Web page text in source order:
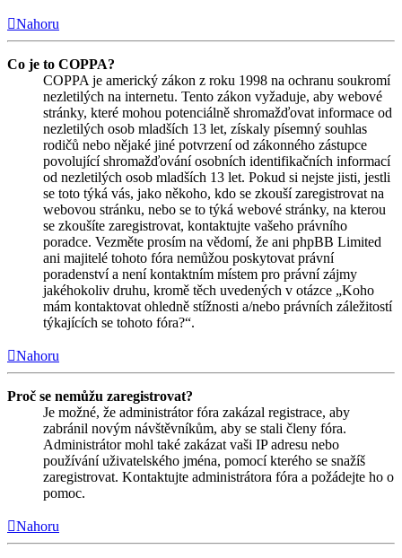
Nahoru
Co je to COPPA?
COPPA je americký zákon z roku 1998 na ochranu soukromí
nezletilých na internetu. Tento zákon vyžaduje, aby webové
stránky, které mohou potenciálně shromažďovat informace od
nezletilých osob mladších 13 let, získaly písemný souhlas
rodičů nebo nějaké jiné potvrzení od zákonného zástupce
povolující shromažďování osobních identifikačních informací
od nezletilých osob mladších 13 let. Pokud si nejste jisti, jestli
se toto týká vás, jako někoho, kdo se zkouší zaregistrovat na
webovou stránku, nebo se to týká webové stránky, na kterou
se zkoušíte zaregistrovat, kontaktujte vašeho právního
poradce. Vezměte prosím na vědomí, že ani phpBB Limited
ani majitelé tohoto fóra nemůžou poskytovat právní
poradenství a není kontaktním místem pro právní zájmy
jakéhokoliv druhu, kromě těch uvedených v otázce „Koho
mám kontaktovat ohledně stížnosti a/nebo právních záležitostí
týkajících se tohoto fóra?“.
Nahoru
Proč se nemůžu zaregistrovat?
Je možné, že administrátor fóra zakázal registrace, aby
zabránil novým návštěvníkům, aby se stali členy fóra.
Administrátor mohl také zakázat vaši IP adresu nebo
používání uživatelského jména, pomocí kterého se snažíš
zaregistrovat. Kontaktujte administrátora fóra a požádejte ho o
pomoc.
Nahoru